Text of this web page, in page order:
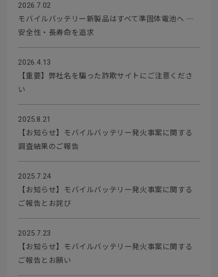
2026.7.02
モバイルバッテリー新製品はすべて準固体電池へ ―
安全性・長寿命を追求
2026.4.13
【重要】弊社名を騙った詐欺サイトにご注意くださ
い
2025.8.21
【お知らせ】モバイルバッテリー発火事案に関する
調査結果のご報告
2025.7.24
【お知らせ】モバイルバッテリー発火事案に関する
ご報告とお詫び
2025.7.23
【お知らせ】モバイルバッテリー発火事案に関する
ご報告とお願い